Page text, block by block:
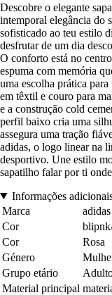
Descobre o elegante
intemporal elegância do
sofisticado ao teu estilo
desfrutar de um dia
O conforto está no
espuma com memória
uma escolha prática
em têxtil e couro para
e a construção cold
perfil baixo cria uma
assegura uma tração
adidas, o logo linear na
desportivo. Une estilo
sapatilho falar por ti
Informações
Marca
adidas
Cor
Cor
Rosa
Género
Grupo etário
Material principal